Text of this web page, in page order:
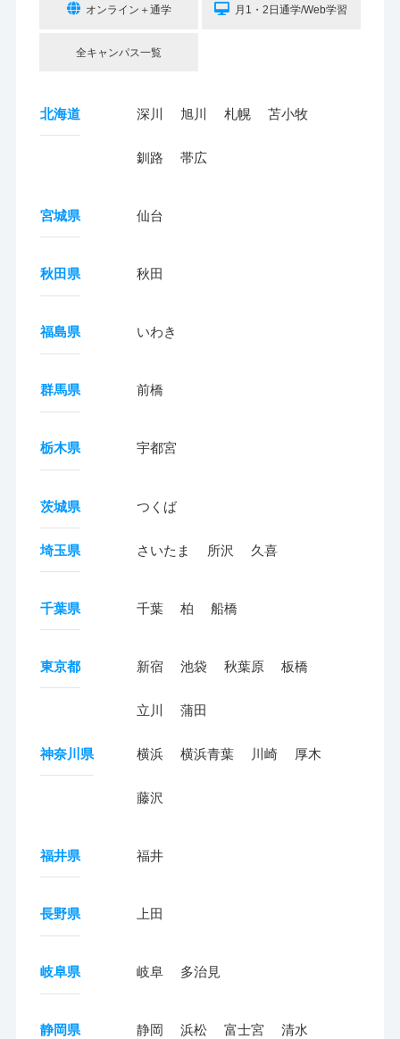
オンライン＋通学 月1・2日通学/Web学習
全キャンパス一覧
北海道 深川 旭川 札幌 苫小牧
釧路 帯広
宮城県 仙台
秋田県 秋田
福島県 いわき
群馬県 前橋
栃木県 宇都宮
茨城県 つくば
埼玉県 さいたま 所沢 久喜
千葉県 千葉 柏 船橋
東京都 新宿 池袋 秋葉原 板橋
立川 蒲田
神奈川県 横浜 横浜青葉 川崎 厚木
藤沢
福井県 福井
長野県 上田
岐阜県 岐阜 多治見
静岡県 静岡 浜松 富士宮 清水